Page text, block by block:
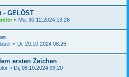
- GELÖST
« Mo, 30.12.2024 13:26
« Di, 29.10.2024 08:26
ersten Zeichen
« Di, 08.10.2024 09:20